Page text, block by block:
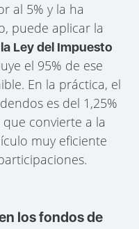
al 5% y la ha
puede aplicar la
Ley del Impuesto
el 95% de ese
En la práctica, el
es del 1,25%
convierte a la
muy eficiente
los fondos de